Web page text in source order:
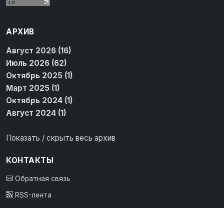
АРХИВ
Август 2026 (16)
Июль 2026 (62)
Октябрь 2025 (1)
Март 2025 (1)
Октябрь 2024 (1)
Август 2024 (1)
Показать / скрыть весь архив
КОНТАКТЫ
Обратная связь
RSS-лента